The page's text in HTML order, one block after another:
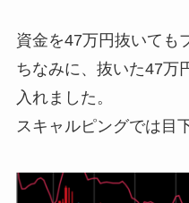
資金を47万円抜いても
ちなみに、抜いた47万
入れました。
スキャルピングでは目